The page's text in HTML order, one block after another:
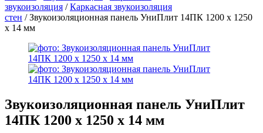
звукоизоляция /Каркасная звукоизоляция
стен / Звукоизоляционная панель УниПлит 14ПК 1200 х 1250
х 14 мм
Звукоизоляционная панель УниПлит
14ПК 1200 х 1250 х 14 мм